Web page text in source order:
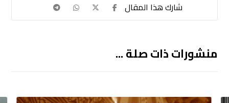
منشورات ذات صلة ...